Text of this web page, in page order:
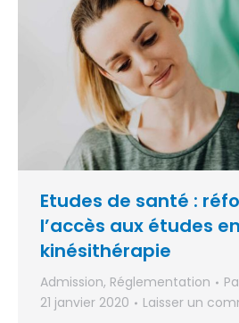
Etudes de santé :
l’accès aux études
kinésithérapie
Admission, Réglementation
21 janvier 2020
Laisser un